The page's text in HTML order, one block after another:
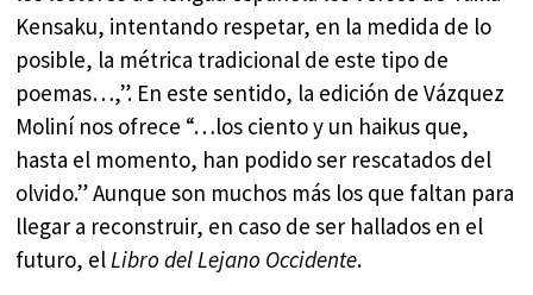
Kensaku, intentando respetar, en la medida de lo
posible, la métrica tradicional de este tipo de
poemas…,”. En este sentido, la edición de Vázquez
Moliní nos ofrece “…los ciento y un haikus que,
hasta el momento, han podido ser rescatados del
olvido.” Aunque son muchos más los que faltan para
llegar a reconstruir, en caso de ser hallados en el
futuro, elLibro del Lejano Occidente.